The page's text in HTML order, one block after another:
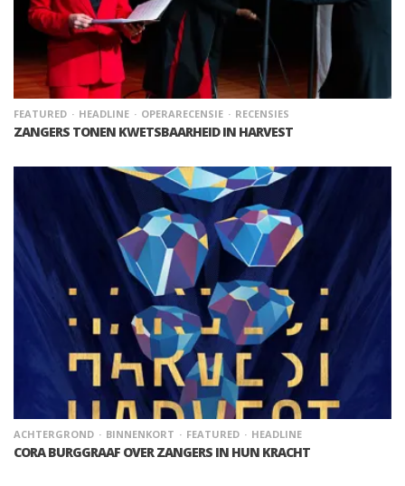
FEATURED HEADLINE OPERARECENSIE RECENSIES
ZANGERS TONEN KWETSBAARHEID IN HARVEST
ACHTERGROND BINNENKORT FEATURED HEADLINE
CORA BURGGRAAF OVER ZANGERS IN HUN KRACHT